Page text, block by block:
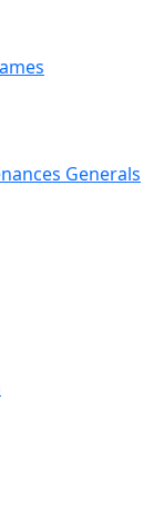
Generals